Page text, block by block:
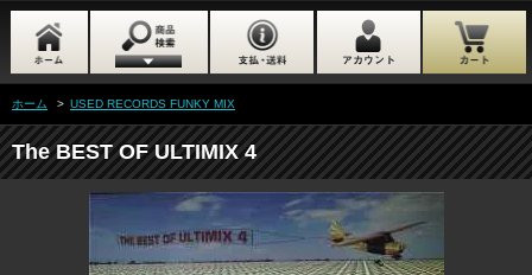
ホーム > USED RECORDS FUNKY MIX
The BEST OF ULTIMIX 4